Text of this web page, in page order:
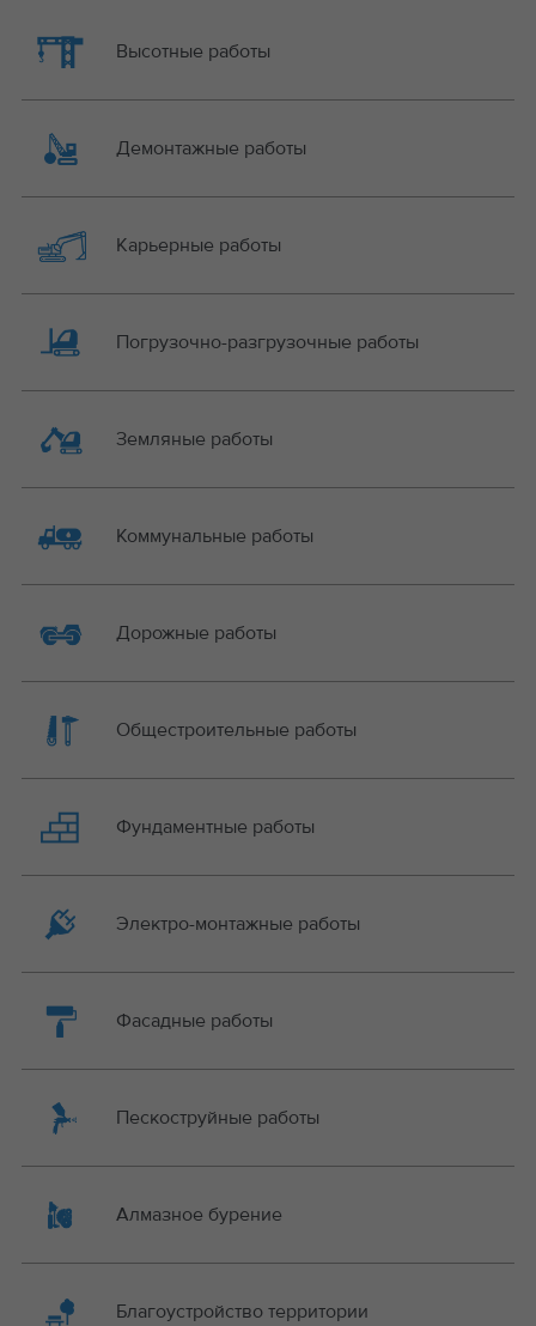
Высотные работы
Демонтажные работы
Карьерные работы
Погрузочно-разгрузочные работы
Земляные работы
Коммунальные работы
Дорожные работы
Общестроительные работы
Фундаментные работы
Электро-монтажные работы
Фасадные работы
Пескоструйные работы
Алмазное бурение
Благоустройство территории